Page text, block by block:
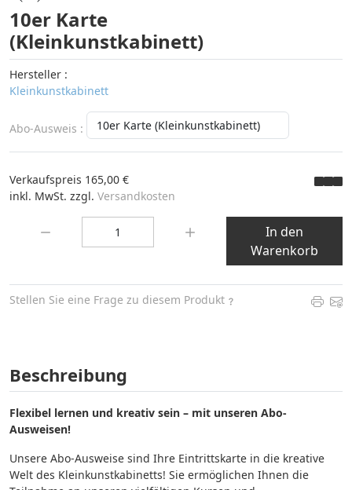
10er Karte
(Kleinkunstkabinett)
Hersteller :
Kleinkunstkabinett
Abo-Ausweis :
Verkaufspreis 165,00 €
inkl. MwSt. zzgl. Versandkosten
In den
Warenkorb
Stellen Sie eine Frage zu diesem Produkt
Beschreibung
Flexibel lernen und kreativ sein – mit unseren Abo-
Ausweisen!
Unsere Abo-Ausweise sind Ihre Eintrittskarte in die kreative
Welt des Kleinkunstkabinetts! Sie ermöglichen Ihnen die